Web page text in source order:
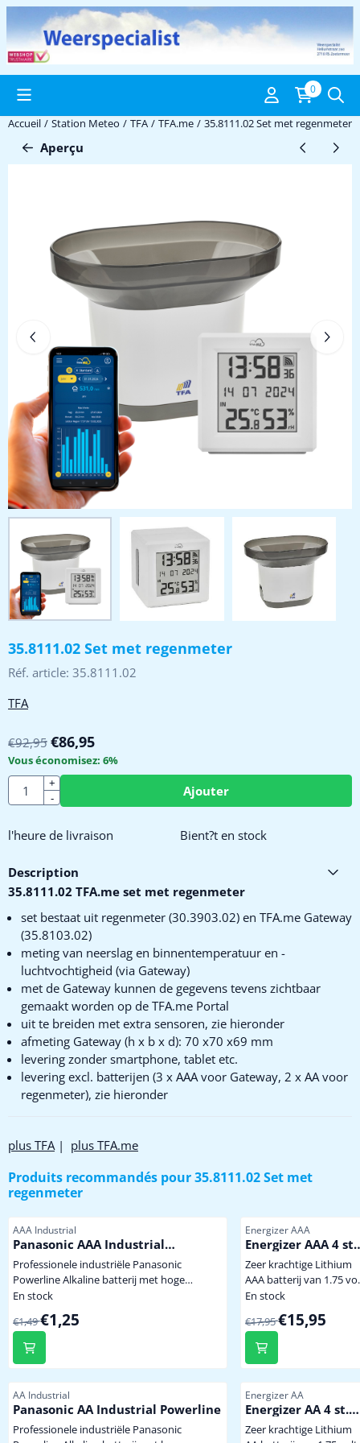
Préférences de cookies disponibles. Choisissez les paramètres
0
Accueil / Station Meteo / TFA / TFA.me / 35.8111.02 Set met regenmeter
Aperçu
35.8111.02 Set met regenmeter
Réf. article: 35.8111.02
TFA
€92,95 €86,95
Vous économisez: 6%
Quantité
+
-
Ajouter
l'heure de livraison Bient?t en stock
Description
35.8111.02 TFA.me set met regenmeter
set bestaat uit regenmeter (30.3903.02) en TFA.me Gateway
(35.8103.02)
meting van neerslag en binnentemperatuur en -
luchtvochtigheid (via Gateway)
met de Gateway kunnen de gegevens tevens zichtbaar
gemaakt worden op de TFA.me Portal
uit te breiden met extra sensoren, zie hieronder
afmeting Gateway (h x b x d): 70 x70 x69 mm
levering zonder smartphone, tablet etc.
levering excl. batterijen (3 x AAA voor Gateway, 2 x AA voor
regenmeter), zie hieronder
plus TFA | plus TFA.me
Produits recommandés pour35.8111.02 Set met
regenmeter
Référence
AAA Industrial
Panasonic AAA Industrial
Powerline
Professionele industriële Panasonic
Powerline Alkaline batterij met hoge
capaciteit dus minder vaak batterijen
En stock
Par1,49 pour 1,25
€1,49€1,25
Référence
Energizer AAA
Energizer AAA 4 st.
Extreem krachtige
Winterbestendige
Lithium Batterij
Zeer krachtige Lithium
AAA batterij van 1.75
voor gebruik onder
omstandigheden of
langdurige belasting. Bij
een temperatuur van -
graden levert de batterij
stroom. Uitval a.g.v.
bevriezing van
in buitensensoren is
En stock
Par17,95 pour 15,95
€17,95€15,95
Référence
AA Industrial
Panasonic AA Industrial Powerline
Professionele industriële Panasonic
Référence
Energizer AA
Energizer AA 4 st.
Extreem krachtige
Winterbestendige
Zeer krachtige Lithium